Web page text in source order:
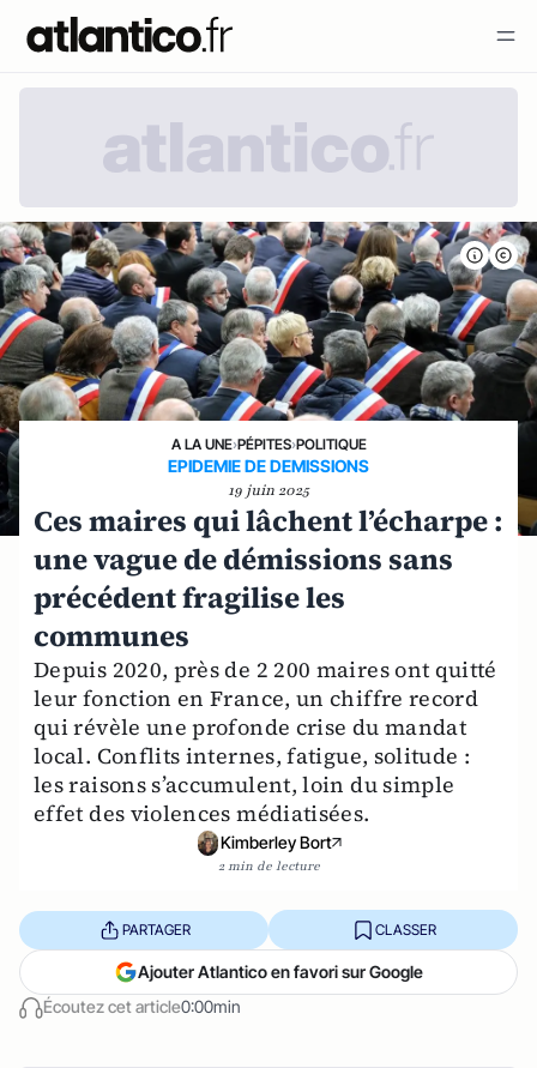
A LA UNE›PÉPITES›POLITIQUE
EPIDEMIE DE DEMISSIONS
19 juin 2025
Ces maires qui lâchent l’écharpe :
une vague de démissions sans
précédent fragilise les
communes
Depuis 2020, près de 2 200 maires ont quitté
leur fonction en France, un chiffre record
qui révèle une profonde crise du mandat
local. Conflits internes, fatigue, solitude :
les raisons s’accumulent, loin du simple
effet des violences médiatisées.
Kimberley Bort
2 min de lecture
Écoutez cet article0:00min
PARTAGER CLASSER
Ajouter Atlantico en favori sur Google